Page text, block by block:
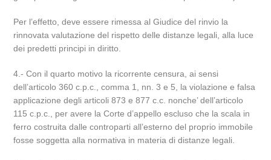
Per l’effetto, deve essere rimessa al Giudice del rinvio la
rinnovata valutazione del rispetto delle distanze legali, alla luce
dei predetti principi in diritto.
4.- Con il quarto motivo la ricorrente censura, ai sensi
dell’articolo 360 c.p.c., comma 1, nn. 3 e 5, la violazione e falsa
applicazione degli articoli 873 e 877 c.c. nonche’ dell’articolo
115 c.p.c., per avere la Corte d’appello escluso che la scala in
ferro costruita dalle controparti all’esterno del proprio immobile
fosse soggetta alla normativa in materia di distanze legali.